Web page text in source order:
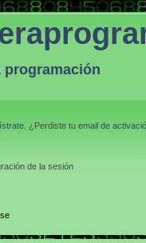
programación
. ¿Perdiste tu email de
de la sesión